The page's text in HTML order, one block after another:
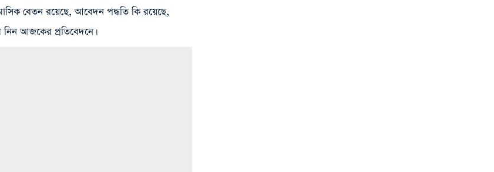
বেতন রয়েছে, আবেদন পদ্ধতি কি রয়েছে,
নিন আজকের প্রতিবেদনে।